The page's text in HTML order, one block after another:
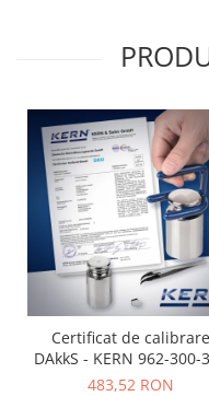
Cutii pentru clean room
Cutii din POM
Seturi de greutati
OIML E1
OIML E2
OIML F1
OIML M1
OIML M2
Certificat de calibrare
DAkkS - KERN 962-300-
483,52 RON